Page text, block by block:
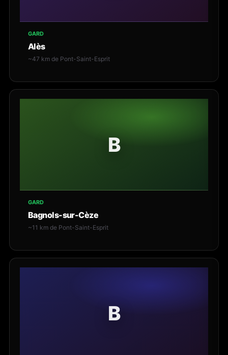
GARD
Alès
~47 km de Pont-Saint-Esprit
B
GARD
Bagnols-sur-Cèze
~11 km de Pont-Saint-Esprit
B